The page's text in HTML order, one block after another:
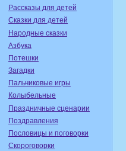
Рассказы для детей
Сказки для детей
Народные сказки
Азбука
Потешки
Загадки
Пальчиковые игры
Колыбельные
Праздничные сценарии
Поздравления
Пословицы и поговорки
Скороговорки